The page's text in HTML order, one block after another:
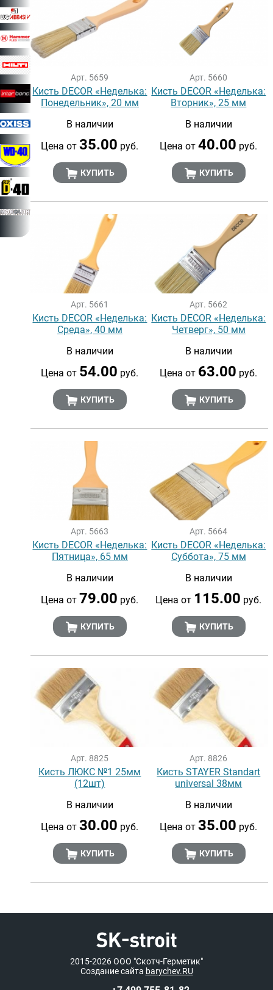
Арт. 5659
Кисть DECOR «Неделька:
Понедельник», 20 мм
В наличии
Цена от35.00 руб.
КУПИТЬ
Арт. 5660
Кисть DECOR «Неделька:
Вторник», 25 мм
В наличии
Цена от40.00 руб.
КУПИТЬ
Арт. 5661
Кисть DECOR «Неделька:
Среда», 40 мм
В наличии
Цена от 54.00 руб.
КУПИТЬ
Арт. 5662
Кисть DECOR «Неделька:
Четверг», 50 мм
В наличии
Цена от 63.00 руб.
КУПИТЬ
Арт. 5663
Кисть DECOR «Неделька:
Пятница», 65 мм
В наличии
Цена от 79.00 руб.
КУПИТЬ
Арт. 5664
Кисть DECOR «Неделька:
Суббота», 75 мм
В наличии
Цена от 115.00 руб.
КУПИТЬ
Арт. 8825
Кисть ЛЮКС №1 25мм
(12шт)
В наличии
Цена от30.00 руб.
КУПИТЬ
Арт. 8826
Кисть STAYER Standart
universal 38мм
В наличии
Цена от35.00 руб.
КУПИТЬ
2015-2026ООО "Скотч-Герметик"
Создание сайта barychev.RU